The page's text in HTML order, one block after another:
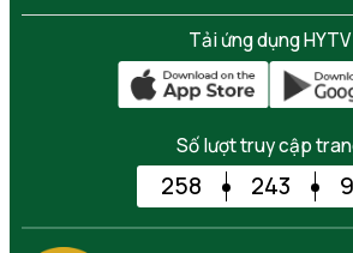
Tải ứng dụng HYTV
Số lượt truy cập
258 243